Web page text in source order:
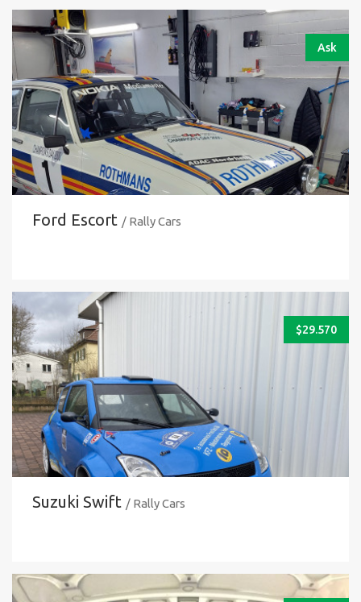
Ask
Ford Escort / Rally Cars
$29.570
Suzuki Swift / Rally Cars